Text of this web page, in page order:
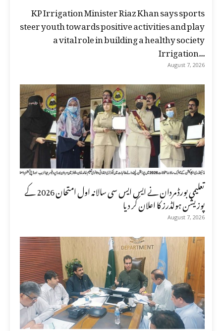
KP Irrigation Minister Riaz Khan says sports
steer youth towards positive activities and play
a vital role in building a healthy society
Irrigation...
August 7, 2026
تعلیمی بورڈ مردان نے ایس ایس سی سالانہ اول امتحان 2026 کے
پوزیشن ہولڈرز کا اعلان کر دیا
August 7, 2026